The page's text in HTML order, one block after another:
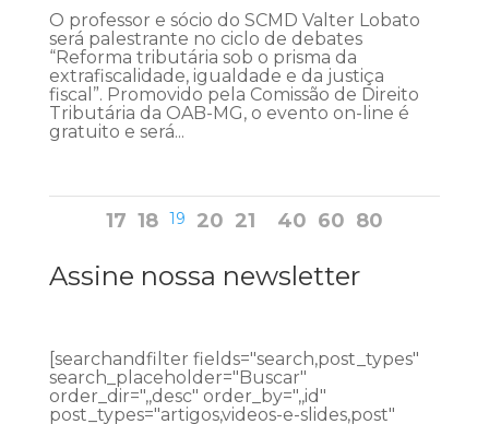
O professor e sócio do SCMD Valter Lobato
será palestrante no ciclo de debates
“Reforma tributária sob o prisma da
extrafiscalidade, igualdade e da justiça
fiscal”. Promovido pela Comissão de Direito
Tributária da OAB-MG, o evento on-line é
gratuito e será...
17 18 19 20 21 40 60 80
Assine nossa newsletter
[searchandfilter fields="search,post_types"
search_placeholder="Buscar"
order_dir=",,desc" order_by=",,id"
post_types="artigos,videos-e-slides,post"